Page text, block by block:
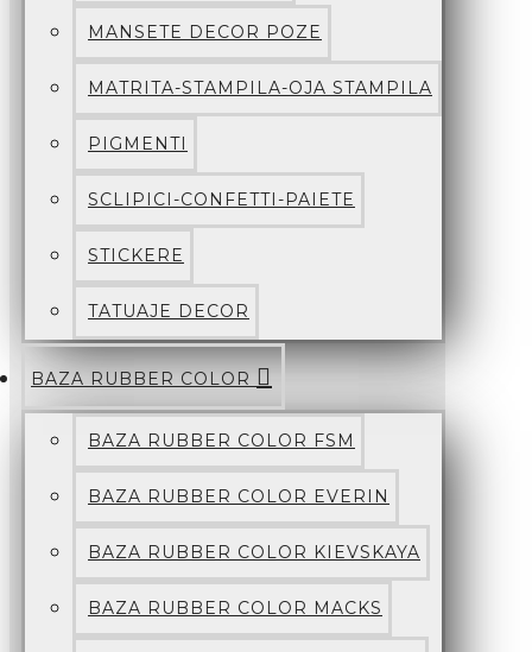
MANSETE DECOR POZE
MATRITA-STAMPILA-OJA STAMPILA
PIGMENTI
SCLIPICI-CONFETTI-PAIETE
STICKERE
TATUAJE DECOR
BAZA RUBBER COLOR
BAZA RUBBER COLOR FSM
BAZA RUBBER COLOR EVERIN
BAZA RUBBER COLOR KIEVSKAYA
BAZA RUBBER COLOR MACKS